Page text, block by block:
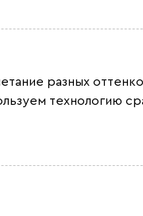
разных
технологию